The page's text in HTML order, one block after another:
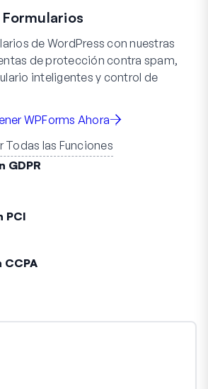
de WordPress con nuestras
de protección contra spam,
inteligentes y control de
WPForms Ahora
Todas las Funciones
GDPR
PCI
CCPA